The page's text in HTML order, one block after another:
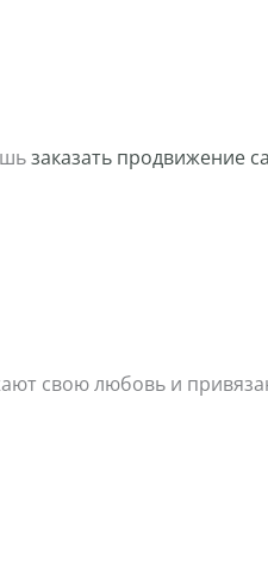
заказать продвижение
свою любовь и